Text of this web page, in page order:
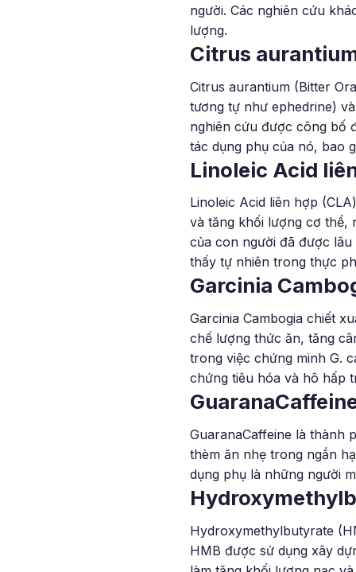
người. Các nghiên cứu
lượng.
Citrus
Citrus aurantium (Bitter
tương tự như ephedrine)
nghiên cứu được công bố
tác dụng phụ của nó, bao
Linoleic Acid
Linoleic Acid liên hợp
và tăng khối lượng cơ thể,
của con người đã được
thấy tự nhiên trong thực
Garcinia
Garcinia Cambogia chiết
chế lượng thức ăn, tăng
trong việc chứng minh G.
chứng tiêu hóa và hô hấp
GuaranaCaffeine là thành
thèm ăn nhẹ trong ngắn
dụng phụ là những người
Hydroxymethylbutyrate
HMB được sử dụng xây